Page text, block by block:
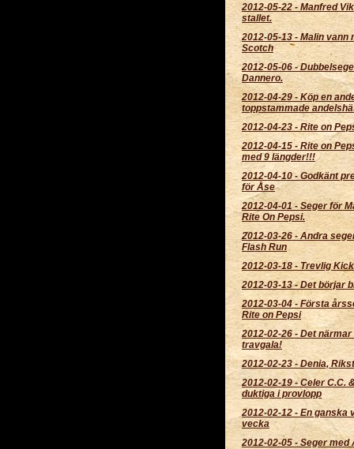
2012-05-22- Manfred
stallet.
2012-05-13 - Malin vann
Scotch
2012-05-06 -
Dannero.
2012-04-29 - Köp en
toppstammade
2012-04-23 -Rite on
2012-04-15 -Rite on
med 9 längder!!!
2012-04-10-Godkänt
för Åse
2012-04-01 - Seger för
Rite On Pepsi.
2012-03-26 -Andra
Flash Run
2012-03-18 - Trevlig
2012-03-13-Det börjar
2012-03-04-Första
Rite on Pepsi
2012-02-26 - Det närmar
travgala!
2012-02-23 - Denia,
2012-02-19-Celer C.C.
duktiga i provlopp
2012-02-12 - En ganska
vecka
2012-02-05 -Seger med